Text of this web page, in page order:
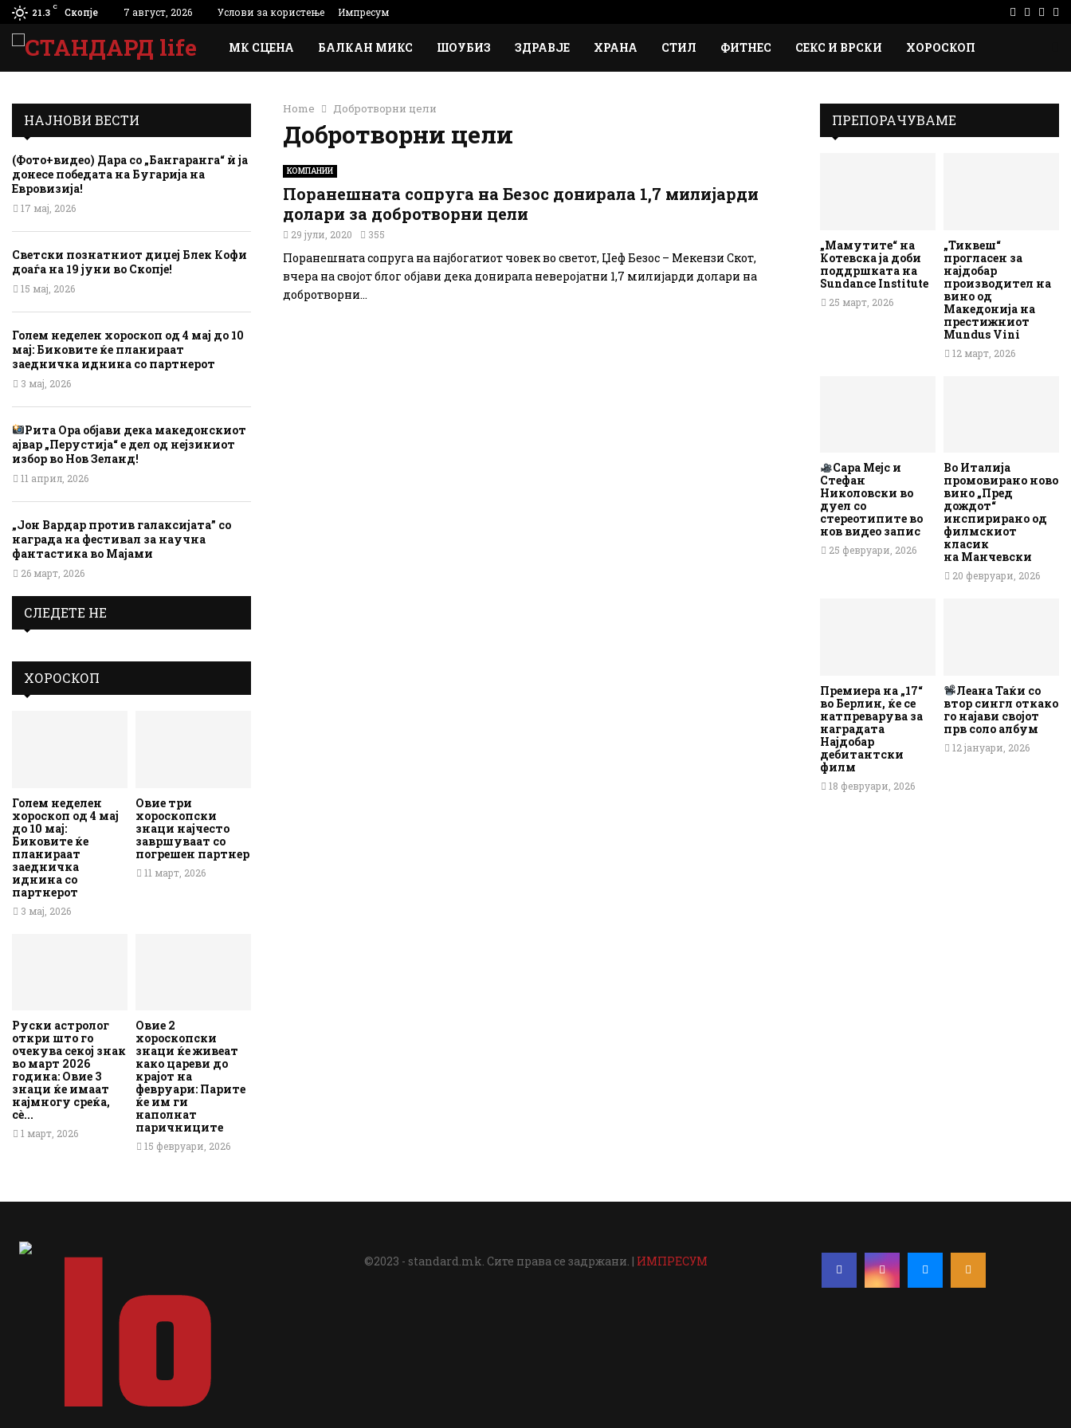
21.3 C Скопје 7 август, 2026 Услови за користење Импресум Facebook
МК СЦЕНА БАЛКАН МИКС ШОУБИЗ ЗДРАВЈЕ ХРАНА СТИЛ ФИТНЕС СЕКС И ВРСКИ ХОРОСКОП
Home Добротворни цели
Добротворни цели
КОМПАНИИ
Поранешната сопруга на Безос донирала 1,7 милијарди
долари за добротворни цели
29 јули, 2020 355
Поранешната сопруга на најбогатиот човек во светот, Џеф Безос – Мекензи Скот,
вчера на својот блог објави дека донирала неверојатни 1,7 милијарди долари на
добротворни...
НАЈНОВИ ВЕСТИ
(Фото+видео) Дара со „Бангаранга“ ѝ ја
донесе победата на Бугарија на
Евровизија!
17 мај, 2026
Светски познатниот диџеј Блек Кофи
доаѓа на 19 јуни во Скопје!
15 мај, 2026
Голем неделен хороскоп од 4 мај до 10
мај: Биковите ќе планираат
заедничка иднина со партнерот
3 мај, 2026
Рита Ора објави дека македонскиот
ајвар „Перустија“ е дел од нејзиниот
избор во Нов Зеланд!
11 април, 2026
„Јон Вардар против галаксијата” со
награда на фестивал за научна
фантастика во Мајами
26 март, 2026
СЛЕДЕТЕ НЕ
ХОРОСКОП
Голем неделен
хороскоп од 4 мај
до 10 мај:
Биковите ќе
планираат
заедничка
иднина со
партнерот
3 мај, 2026
Овие три
хороскопски
знаци најчесто
завршуваат со
погрешен партнер
11 март, 2026
Руски астролог
откри што го
очекува секој знак
во март 2026
година: Овие 3
знаци ќе имаат
најмногу среќа,
сè...
1 март, 2026
Овие 2
хороскопски
знаци ќе живеат
како цареви до
крајот на
февруари: Парите
ќе им ги
наполнат
паричниците
15 февруари, 2026
ПРЕПОРАЧУВАМЕ
„Мамутите“ на
Котевска ја доби
поддршката на
Sundance Institute
25 март, 2026
„Тиквеш“
прогласен за
најдобар
производител на
вино од
Македонија на
престижниот
Mundus Vini
12 март, 2026
Сара Мејс и
Стефан
Николовски во
дуел со
стереотипите во
нов видео запис
25 февруари, 2026
Во Италија
промовирано ново
вино „Пред
дождот“
инспирирано од
филмскиот
класик
на Манчевски
20 февруари, 2026
Премиера на „17“
во Берлин, ќе се
натпреварува за
наградата
Најдобар
дебитантски
филм
18 февруари, 2026
Леана Таќи со
втор сингл откако
го најави својот
прв соло албум
12 јануари, 2026
©2023 - standard.mk. Сите права се задржани. | ИМПРЕСУМ